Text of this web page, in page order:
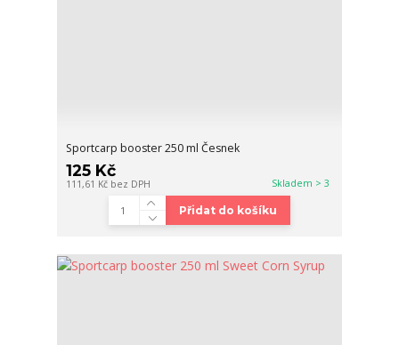
Sportcarp booster 250 ml Česnek
125 Kč
111,61 Kč bez DPH Skladem > 3
Přidat do košíku